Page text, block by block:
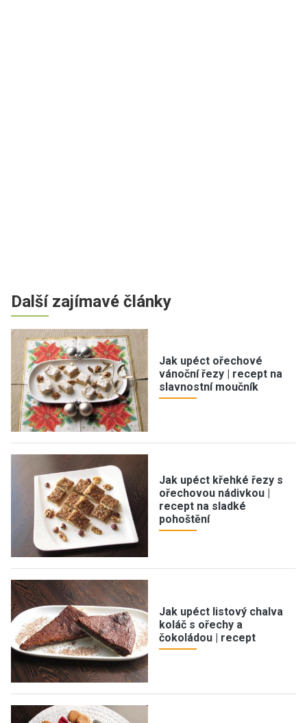
Další zajímavé články
Jak upéct ořechové
vánoční řezy | recept na
slavnostní moučník
Jak upéct křehké řezy s
ořechovou nádivkou |
recept na sladké
pohoštění
Jak upéct listový chalva
koláč s ořechy a
čokoládou | recept